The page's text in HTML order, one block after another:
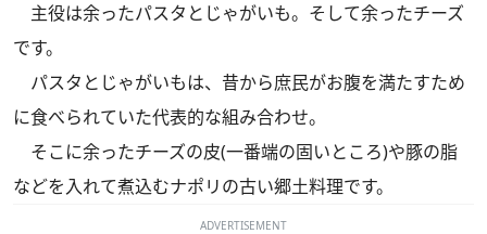
主役は余ったパスタとじゃがいも。そして余ったチーズ
です。
パスタとじゃがいもは、昔から庶民がお腹を満たすため
に食べられていた代表的な組み合わせ。
そこに余ったチーズの皮(一番端の固いところ)や豚の脂
などを入れて煮込むナポリの古い郷土料理です。
ADVERTISEMENT